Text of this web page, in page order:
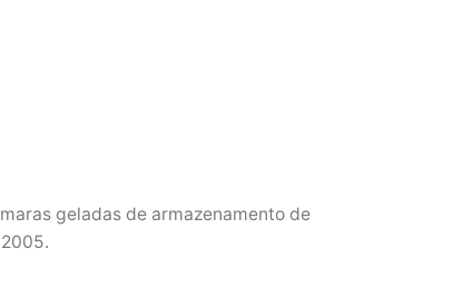
geladas de armazenamento de